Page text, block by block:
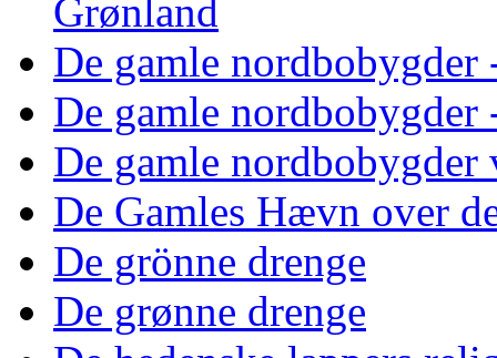
Grønland
De gamle nordbobygder
De gamle
De gamle nordbobygder
De Gamles Hævn over
De grönne drenge
De grønne drenge